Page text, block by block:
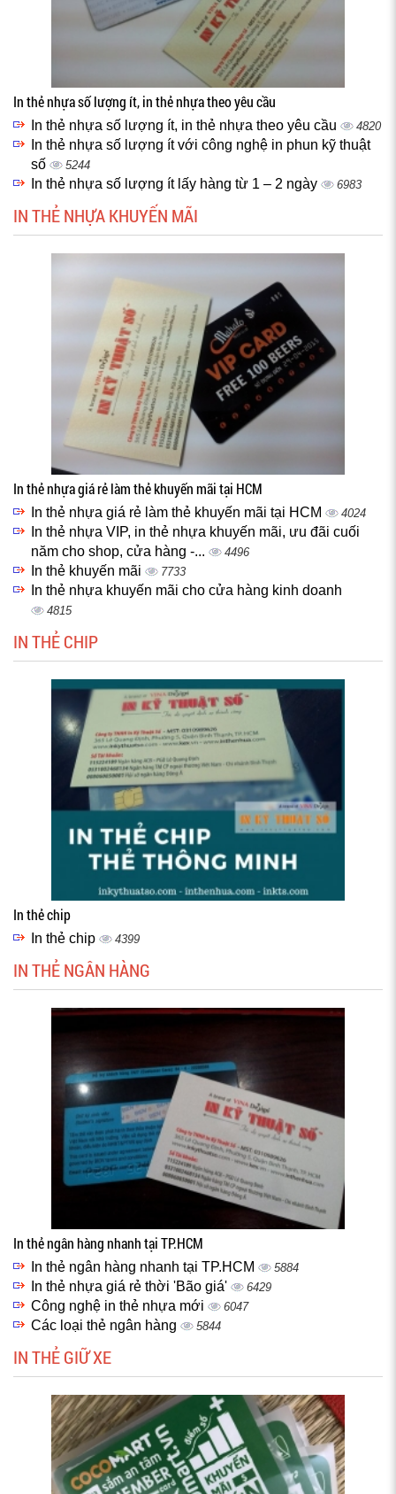
In thẻ nhựa số lượng ít, in thẻ nhựa theo yêu cầu
In thẻ nhựa số lượng ít, in thẻ nhựa theo yêu cầu 4820
In thẻ nhựa số lượng ít với công nghệ in phun kỹ thuật
số
5244
In thẻ nhựa số lượng ít lấy hàng từ 1 – 2 ngày 6983
IN THẺ NHỰA KHUYẾN MÃI
In thẻ nhựa giá rẻ làm thẻ khuyến mãi tại HCM
In thẻ nhựa giá rẻ làm thẻ khuyến mãi tại HCM 4024
In thẻ nhựa VIP, in thẻ nhựa khuyến mãi, ưu đãi cuối
năm cho shop, cửa hàng -...
4496
In thẻ khuyến mãi 7733
In thẻ nhựa khuyến mãi cho cửa hàng kinh doanh
4815
IN THẺ CHIP
In thẻ chip
In thẻ chip 4399
IN THẺ NGÂN HÀNG
In thẻ ngân hàng nhanh tại TP.HCM
In thẻ ngân hàng nhanh tại TP.HCM 5884
In thẻ nhựa giá rẻ thời 'Bão giá' 6429
Công nghệ in thẻ nhựa mới 6047
Các loại thẻ ngân hàng 5844
IN THẺ GIỮ XE